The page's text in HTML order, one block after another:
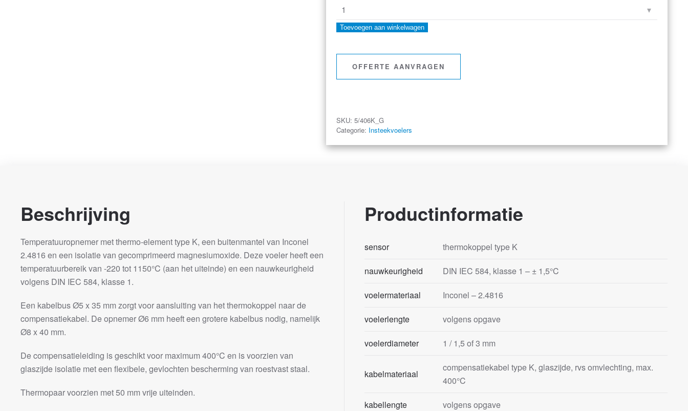
mineraal
geïsoleerd
type
opnemer
Toevoegen aan winkelwagen
OFFERTE AANVRAGEN
SKU: 5/406K_G
Categorie: Insteekvoelers
Beschrijving
Temperatuuropnemer met thermo-element type K, een buitenmantel van Inconel
2.4816 en een isolatie van gecomprimeerd magnesiumoxide. Deze voeler heeft een
temperatuurbereik van -220 tot 1150°C (aan het uiteinde) en een nauwkeurigheid
volgens DIN IEC 584, klasse 1.
Een kabelbus Ø5 x 35 mm zorgt voor aansluiting van het thermokoppel naar de
compensatiekabel. De opnemer Ø6 mm heeft een grotere kabelbus nodig, namelijk
Ø8 x 40 mm.
De compensatieleiding is geschikt voor maximum 400°C en is voorzien van
glaszijde isolatie met een flexibele, gevlochten bescherming van roestvast staal.
Thermopaar voorzien met 50 mm vrije uiteinden.
Productinformatie
sensor thermokoppel type K
nauwkeurigheid DIN IEC 584, klasse 1 – ± 1,5°C
voelermateriaal Inconel – 2.4816
voelerlengte volgens opgave
voelerdiameter 1 / 1,5 of 3 mm
kabelmateriaal
compensatiekabel type K, glaszijde, rvs omvlechting, max.
400°C
kabellengte volgens opgave